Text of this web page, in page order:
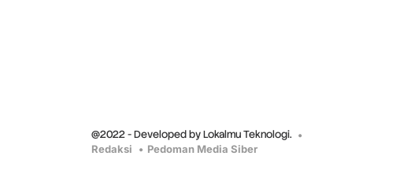
@2022 - Developed by Lokalmu Teknologi.
Redaksi Pedoman Media Siber